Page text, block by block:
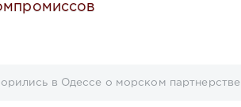
в Одессе о морском партнерстве